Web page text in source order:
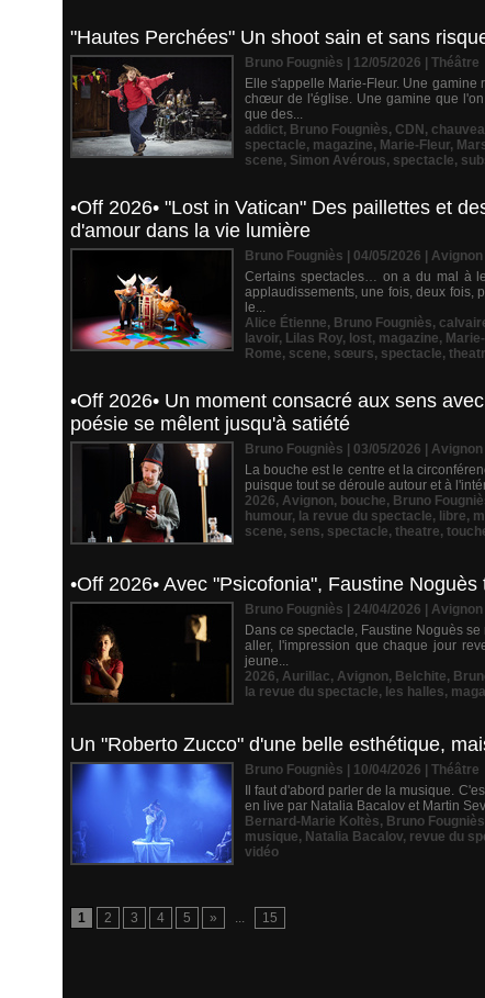
"Hautes Perchées" Un shoot sain et sans
Bruno Fougniès | 12/05/2026
Théâtre
Elle s'appelle Marie-Fleur. Une
chœur de l'église. Une gamine que
que des...
addict, Bruno Fougniès, CDN ,
spectacle, magazine, Marie-Fleur,
scene, Simon Avérous, spectacle,
•Off 2026• "Lost in Vatican" Des paillettes et
d'amour dans la vie lumière
Bruno Fougniès | 04/05/2026
Avignon
Certains spectacles… on a du mal à
applaudissements, une fois, deux fois,
le...
Alice Étienne, Bruno Fougniès,
lavoir, Lilas Roy, lost, magazine,
Rome, scene, sœurs, spectacle,
•Off 2026• Un moment consacré aux sens
poésie se mêlent jusqu'à satiété
Bruno Fougniès | 03/05/2026
Avignon
La bouche est le centre et la
puisque tout se déroule autour et à
2026, Avignon, bouche, Bruno
humour, la revue du spectacle, libre,
scene, sens, spectacle, theatre,
•Off 2026• Avec "Psicofonia", Faustine
Bruno Fougniès | 24/04/2026
Avignon
Dans ce spectacle, Faustine Noguès
aller, l'impression que chaque jour
jeune...
2026, Aurillac, Avignon, Belchite,
la revue du spectacle, les halles,
Un "Roberto Zucco" d'une belle esthétique,
Bruno Fougniès | 10/04/2026
Théâtre
Il faut d'abord parler de la musique.
en live par Natalia Bacalov et Martin
Bernard-Marie Koltès, Bruno Fougniès
musique, Natalia Bacalov, revue du
vidéo
1 2 3 4 5 » ... 15